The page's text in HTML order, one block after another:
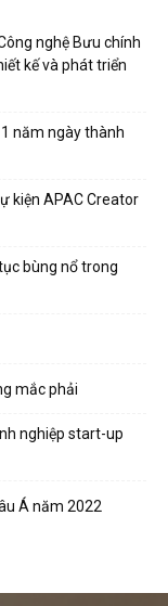
nghệ Bưu chính
kế và phát triển
năm ngày thành
kiện APAC Creator
bùng nổ trong
mắc phải
nghiệp start-up
Á năm 2022